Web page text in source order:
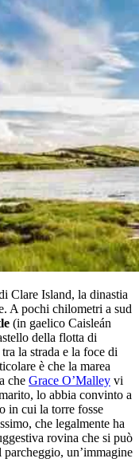
Clare Island, la dinastia
A pochi chilometri a sud
(in gaelico Caisleán
della flotta di
la strada e la foce di
è che la marea
che Grace O’Malley vi
lo abbia convinto a
in cui la torre fosse
che legalmente ha
rovina che si può
parcheggio, un’immagine